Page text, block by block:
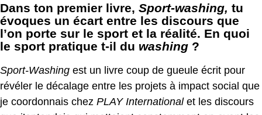
Dans ton premier livre, Sport-washing, tu
évoques un écart entre les discours que
l’on porte sur le sport et la réalité. En quoi
le sport pratique t-il du washing ?
Sport-Washing est un livre coup de gueule écrit pour
révéler le décalage entre les projets à impact social que
je coordonnais chez PLAY Internationalet les discours